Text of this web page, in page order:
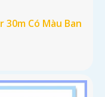
30m Có Màu Ban